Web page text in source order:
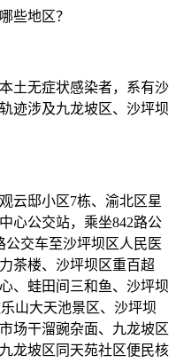
些地区？
土无症状感染者，系有沙
迹涉及九龙坡区、沙坪坝
云邸小区7栋、渝北区星
心公交站，乘坐842路公
公交车至沙坪坝区人民医
茶楼、沙坪坝区重百超
、蛙田间三和鱼、沙坪坝
山大天池景区、沙坪坝
场干溜豌杂面、九龙坡区
龙坡区同天苑社区便民核